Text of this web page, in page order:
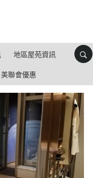
地區屋苑資訊
美聯會優惠